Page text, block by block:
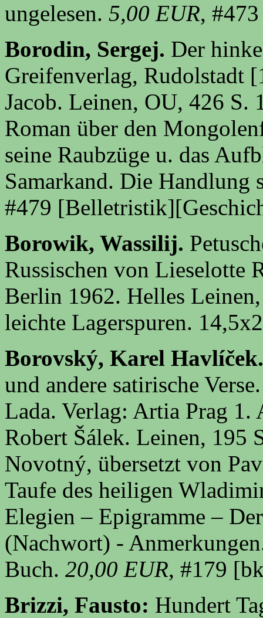
ungelesen. 5,00 EUR, #473
Borodin, Sergej. Der
Greifenverlag, Rudolstadt
Jacob. Leinen, OU, 426 S.
Roman über den
seine Raubzüge u. das
Samarkand. Die
#479
Borowik, Wassilij.
Russischen von Lieselotte
Berlin 1962. Helles
leichte Lagerspuren.
Borovský, Karel
und andere satirische
Lada. Verlag: Artia Prag
Robert Šálek. Leinen,
Novotný, übersetzt von
Taufe des heiligen
Elegien – Epigramme –
(Nachwort) -
Buch. 20,00 EUR, #179
Brizzi, Fausto: Hundert